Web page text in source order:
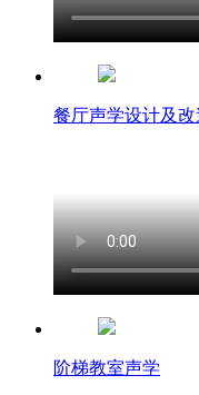
餐厅声学设计及改
阶梯教室声学